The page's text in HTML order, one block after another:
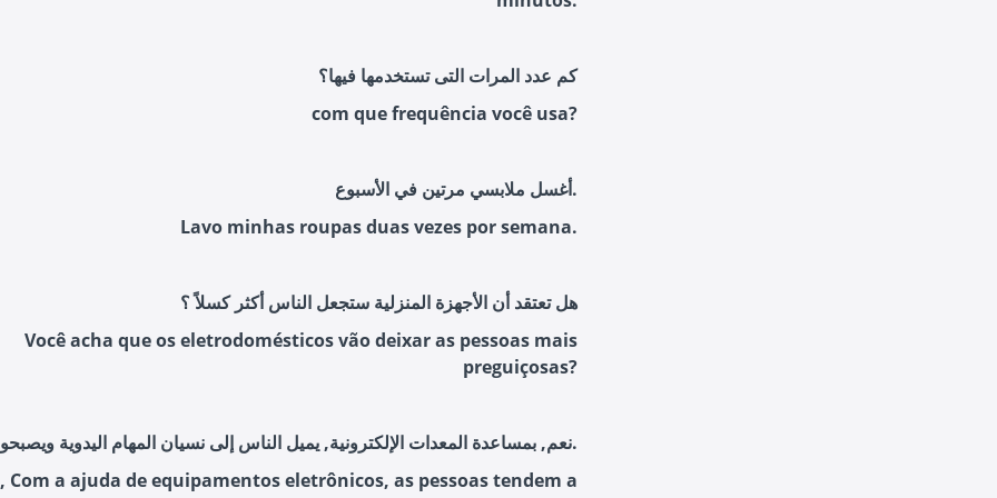
كم عدد المرات التى تستخدمها فيها؟
com que frequência você usa?
أغسل ملابسي مرتين في الأسبوع.
Lavo minhas roupas duas vezes por semana.
هل تعتقد أن الأجهزة المنزلية ستجعل الناس أكثر كسلاً ؟
Você acha que os eletrodomésticos vão deixar as pessoas mais
preguiçosas?
نعم, بمساعدة المعدات الإلكترونية, يميل الناس إلى نسيان المهام اليدوية ويصبحون كسالى.
Com a ajuda de equipamentos eletrônicos, as pessoas tendem a